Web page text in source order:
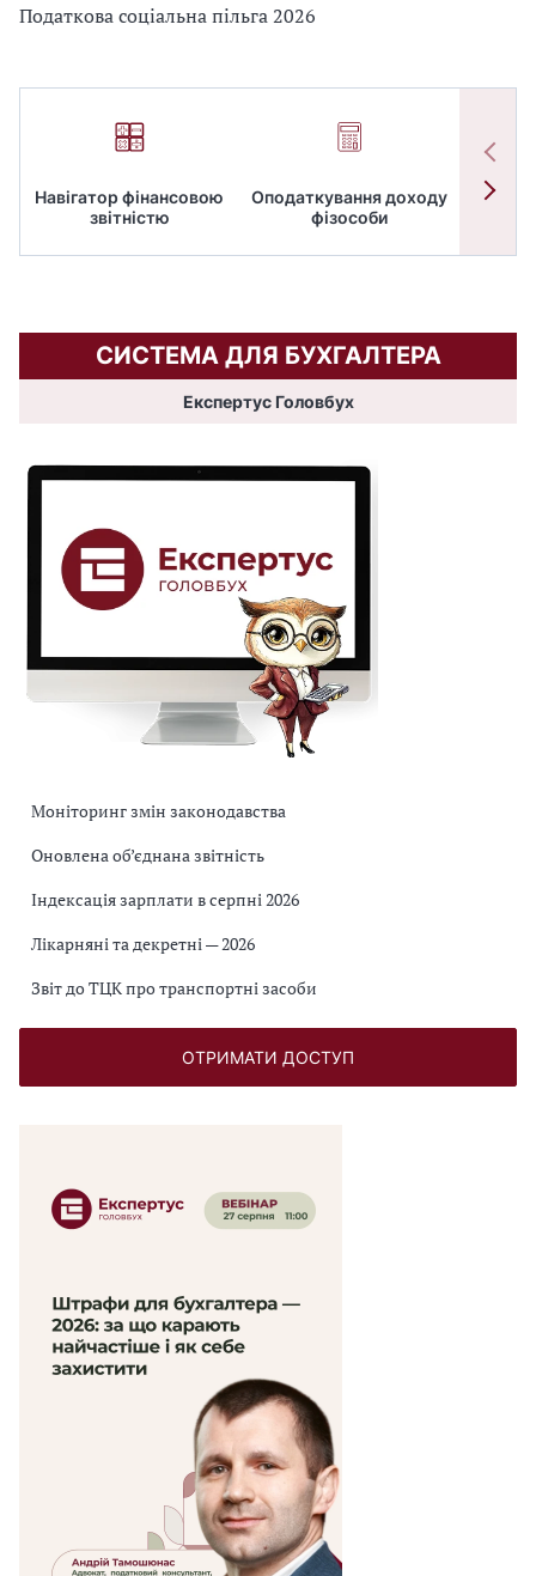
Податкова соціальна пільга 2026
Навігатор фінансовою
звітністю
Оподаткування доходу
фізособи
СИСТЕМА ДЛЯ БУХГАЛТЕРА
Експертус Головбух
Моніторинг змін законодавства
Оновлена об’єднана звітність
Індексація зарплати в серпні 2026
Лікарняні та декретні — 2026
Звіт до ТЦК про транспортні засоби
ОТРИМАТИ ДОСТУП